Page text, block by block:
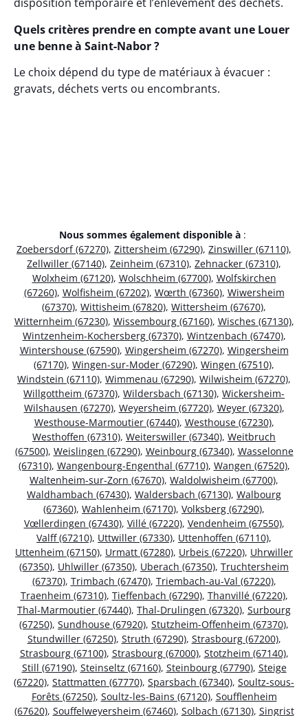
disposition temporaire et l’enlèvement des déchets.
Quels critères prendre en compte avant une Louer
une benne à Saint-Nabor ?
Le choix dépend du type de matériaux à évacuer :
gravats, déchets verts ou encombrants.
Nous sommes également disponible à :
Zoebersdorf (67270), Zittersheim (67290), Zinswiller (67110),
Zellwiller (67140), Zeinheim (67310), Zehnacker (67310),
Wolxheim (67120), Wolschheim (67700), Wolfskirchen
(67260), Wolfisheim (67202), Wœrth (67360), Wiwersheim
(67370), Wittisheim (67820), Wittersheim (67670),
Witternheim (67230), Wissembourg (67160), Wisches (67130),
Wintzenheim-Kochersberg (67370), Wintzenbach (67470),
Wintershouse (67590), Wingersheim (67270), Wingersheim
(67170), Wingen-sur-Moder (67290), Wingen (67510),
Windstein (67110), Wimmenau (67290), Wilwisheim (67270),
Willgottheim (67370), Wildersbach (67130), Wickersheim-
Wilshausen (67270), Weyersheim (67720), Weyer (67320),
Westhouse-Marmoutier (67440), Westhouse (67230),
Westhoffen (67310), Weiterswiller (67340), Weitbruch
(67500), Weislingen (67290), Weinbourg (67340), Wasselonne
(67310), Wangenbourg-Engenthal (67710), Wangen (67520),
Waltenheim-sur-Zorn (67670), Waldolwisheim (67700),
Waldhambach (67430), Waldersbach (67130), Walbourg
(67360), Wahlenheim (67170), Volksberg (67290),
Vœllerdingen (67430), Villé (67220), Vendenheim (67550),
Valff (67210), Uttwiller (67330), Uttenhoffen (67110),
Uttenheim (67150), Urmatt (67280), Urbeis (67220), Uhrwiller
(67350), Uhlwiller (67350), Uberach (67350), Truchtersheim
(67370), Trimbach (67470), Triembach-au-Val (67220),
Traenheim (67310), Tieffenbach (67290), Thanvillé (67220),
Thal-Marmoutier (67440), Thal-Drulingen (67320), Surbourg
(67250), Sundhouse (67920), Stutzheim-Offenheim (67370),
Stundwiller (67250), Struth (67290), Strasbourg (67200),
Strasbourg (67100), Strasbourg (67000), Stotzheim (67140),
Still (67190), Steinseltz (67160), Steinbourg (67790), Steige
(67220), Stattmatten (67770), Sparsbach (67340), Soultz-sous-
Forêts (67250), Soultz-les-Bains (67120), Soufflenheim
(67620), Souffelweyersheim (67460), Solbach (67130), Singrist